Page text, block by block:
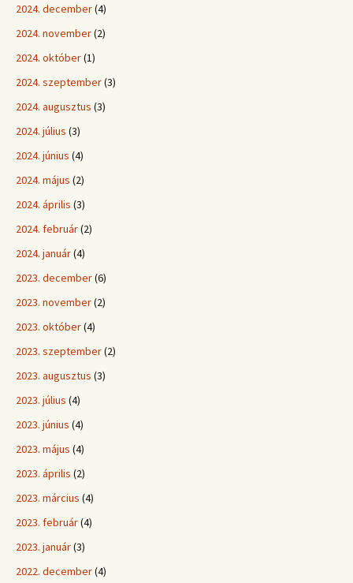
2024. december(4)
2024. november(2)
2024. október(1)
2024. szeptember(3)
2024. augusztus (3)
2024. július (3)
2024. június (4)
2024. május (2)
2024. április (3)
2024. február(2)
2024. január(4)
2023. december(6)
2023. november(2)
2023. október(4)
2023. szeptember(2)
2023. augusztus (3)
2023. július (4)
2023. június (4)
2023. május (4)
2023. április (2)
2023. március (4)
2023. február(4)
2023. január(3)
2022. december(4)